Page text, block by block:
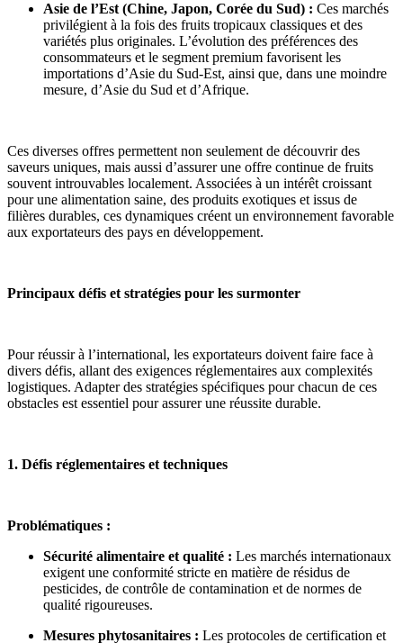
Asie de l’Est (Chine, Japon, Corée du Sud) : Ces marchés
privilégient à la fois des fruits tropicaux classiques et des
variétés plus originales. L’évolution des préférences des
consommateurs et le segment premium favorisent les
importations d’Asie du Sud-Est, ainsi que, dans une moindre
mesure, d’Asie du Sud et d’Afrique.
Ces diverses offres permettent non seulement de découvrir des
saveurs uniques, mais aussi d’assurer une offre continue de fruits
souvent introuvables localement. Associées à un intérêt croissant
pour une alimentation saine, des produits exotiques et issus de
filières durables, ces dynamiques créent un environnement favorable
aux exportateurs des pays en développement.
Principaux défis et stratégies pour les surmonter
Pour réussir à l’international, les exportateurs doivent faire face à
divers défis, allant des exigences réglementaires aux complexités
logistiques. Adapter des stratégies spécifiques pour chacun de ces
obstacles est essentiel pour assurer une réussite durable.
1. Défis réglementaires et techniques
Problématiques :
Sécurité alimentaire et qualité : Les marchés internationaux
exigent une conformité stricte en matière de résidus de
pesticides, de contrôle de contamination et de normes de
qualité rigoureuses.
Mesures phytosanitaires : Les protocoles de certification et